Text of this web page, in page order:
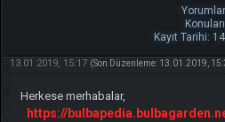
Kayıt Tarihi:
13.01.2019, 15:17 (Son Düzenleme: 13.01.2019,
Herkese merhabalar,
https://